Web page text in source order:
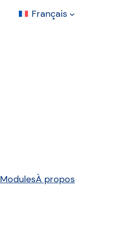
Français
ModulesÀ propos